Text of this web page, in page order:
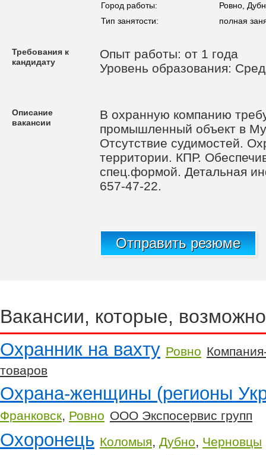
Город работы:
Ровно,
Тип занятости:
полная
Требования к
кандидату
Опыт работы: от 1 года
Уровень образования:
Описание
вакансии
В охранную компанию
промышленный объект в
Отсутствие судимостей.
территории. КПР.
спец.формой. Детальная
657-47-22.
Отправить резюме
Вакансии, которые,
Охранник на вахту Ровно
товаров
Охрана-женщины (регионы
Франковск, Ровно ООО Экспосервис групп
Охоронець Коломыя, Дубно, Черновцы